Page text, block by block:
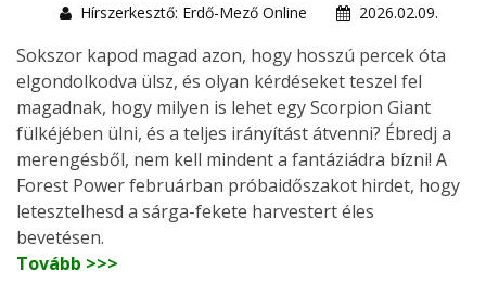
Hírszerkesztő: Erdő-Mező Online
2026.02.09.
Sokszor kapod magad azon, hogy hosszú percek óta
elgondolkodva ülsz, és olyan kérdéseket teszel fel
magadnak, hogy milyen is lehet egy Scorpion Giant
fülkéjében ülni, és a teljes irányítást átvenni? Ébredj a
merengésből, nem kell mindent a fantáziádra bízni! A
Forest Power februárban próbaidőszakot hirdet, hogy
letesztelhesd a sárga-fekete harvestert éles
bevetésen.
Tovább >>>